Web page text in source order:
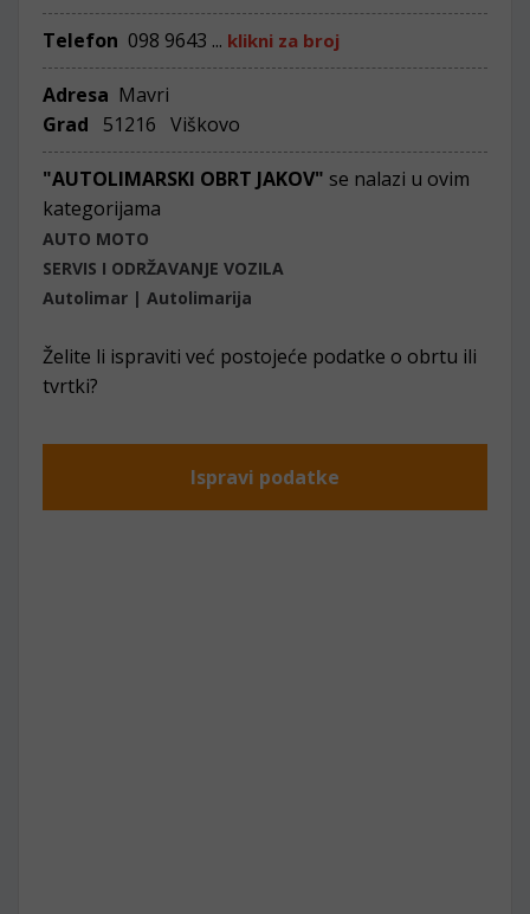
Telefon 098 9643 ... klikni za broj
Adresa Mavri
Grad
51216 Viškovo
"AUTOLIMARSKI OBRT JAKOV" se nalazi u ovim
kategorijama
AUTO MOTO
SERVIS I ODRŽAVANJE VOZILA
Autolimar | Autolimarija
Želite li ispraviti već postojeće podatke o obrtu ili
tvrtki?
Ispravi podatke